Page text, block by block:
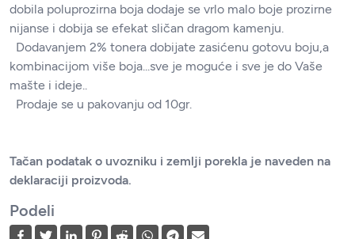
dobila poluprozirna boja dodaje se vrlo malo boje prozirne
nijanse i dobija se efekat sličan dragom kamenju.
Dodavanjem 2% tonera dobijate zasićenu gotovu boju,a
kombinacijom više boja...sve je moguće i sve je do Vaše
mašte i ideje..
Prodaje se u pakovanju od 10gr.
Tačan podatak o uvozniku i zemlji porekla je naveden na
deklaraciji proizvoda.
Podeli